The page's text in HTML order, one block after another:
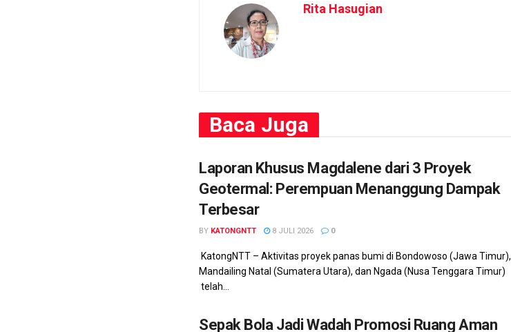
Rita Hasugian
Baca Juga
Laporan Khusus Magdalene dari 3 Proyek
Geotermal: Perempuan Menanggung Dampak
Terbesar
BY KATONGNTT 8 JULI 2026 0
KatongNTT – Aktivitas proyek panas bumi di Bondowoso (Jawa Timur),
Mandailing Natal (Sumatera Utara), dan Ngada (Nusa Tenggara Timur)
telah...
Sepak Bola Jadi Wadah Promosi Ruang Aman